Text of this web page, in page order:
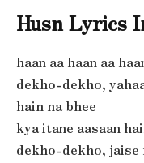
Husn Lyrics
haan aa haan aa
dekho-dekho,
hain na bhee
kya itane aasaan
dekho-dekho, jaise